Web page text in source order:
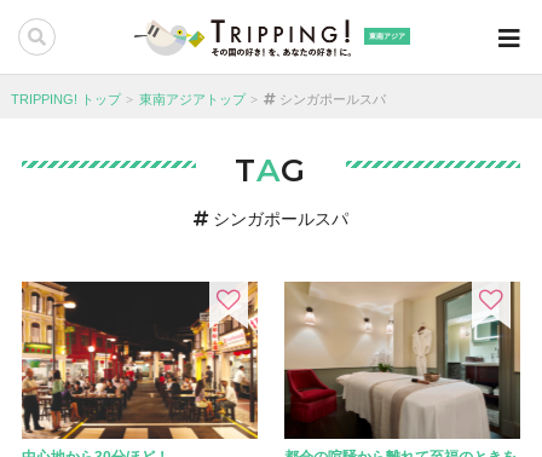
東南アジア
TRIPPING! トップ 東南アジアトップ シンガポールスパ
TAG
シンガポールスパ